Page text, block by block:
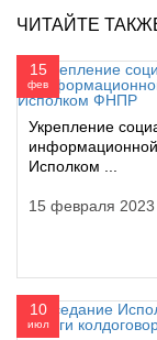
ЧИТАЙТЕ
15
фев
Укрепление
Исполком ...
15 февраля 2023
10
июл